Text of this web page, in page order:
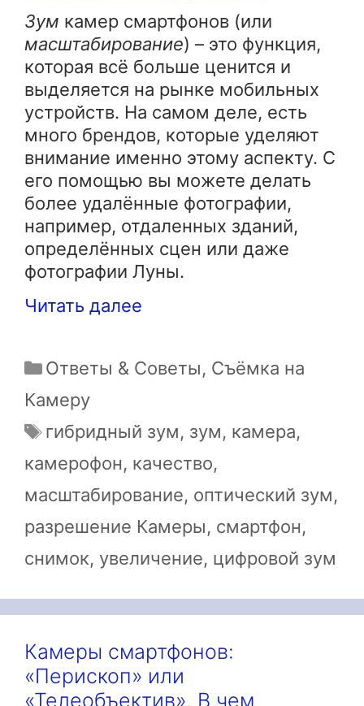
Зум камер смартфонов (или
масштабирование) – это функция,
которая всё больше ценится и
выделяется на рынке мобильных
устройств. На самом деле, есть
много брендов, которые уделяют
внимание именно этому аспекту. С
его помощью вы можете делать
более удалённые фотографии,
например, отдаленных зданий,
определённых сцен или даже
фотографии Луны.
Читать далее
Рубрики
Ответы & Советы, Съёмка на
Камеру
Метки
гибридный зум, зум, камера,
камерофон, качество,
масштабирование, оптический зум,
разрешение Камеры, смартфон,
снимок, увеличение, цифровой зум
Камеры смартфонов:
«Перископ» или
«Телеобъектив». В чем